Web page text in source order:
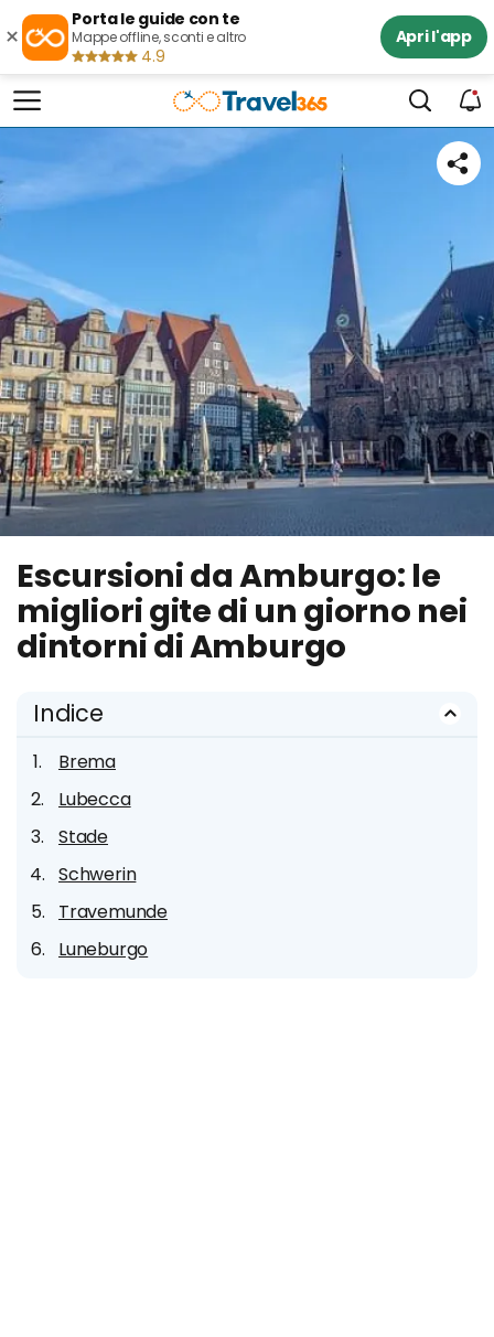
×
Porta le guide con te
Mappe offline, sconti e altro
4.9
Apri l'app
Escursioni da Amburgo: le
migliori gite di un giorno nei
dintorni di Amburgo
Indice
Brema
Lubecca
Stade
Schwerin
Travemunde
Luneburgo